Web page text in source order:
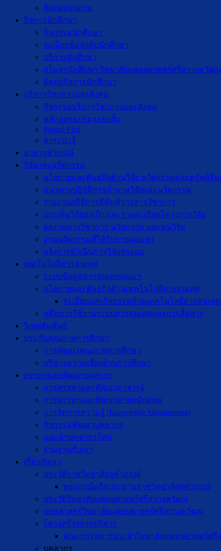
ติดต่อสอบถาม
กิจการนักศึกษา
กิจกรรมนักศึกษา
ระเบียบข้อบังคับนักศึกษา
บริการนักศึกษา
สโมสรนักศึกษา วิทยาลัยแพทยศาสตร์ศรีสวางควัฒน
ติดต่อกิจการนักศึกษา
บริการวิชาการและสังคม
กิจกรรมบริการวิชาการและสังคม
หลักสูตรอบรมระยะสั้น
Patient First
สาระน่ารู้
อาสาจุฬาภรณ์
วิจัยและนวัตกรรม
นโยบายและพันธกิจด้านวิจัย นวัตกรรมและทรัพย์สิ
แนวทางปฏิบัติการทำงานวิจัยและนวัตกรรม
รายงานสถิติการตีพิมพ์วารสารวิชาการ
ประเด็นวิจัยมุ่งเป้า และรายละเอียดโครงการวิจัย
ผลงานทางวิชาการ นวัตกรรม และทุนวิจัย
งานนวัตกรรมที่ได้รับการเผยแพร่
แจ้งการดำเนินการวิจัยสู่ระบบ
เทคโนโลยีสารสนเทศ
ระบบข้อมูลสารสนเทศคณะฯ
นโยบายและพันธกิจด้านเทคโนโลยีสารสนเทศ
ระเบียบและกิจกรรมด้านเทคโนโลยีสารสนเทศ
คู่มือการใช้งานระบบสารสนเทศและการสื่อสาร
วิเทศสัมพันธ์
ประกันคุณภาพการศึกษา
การพัฒนาคุณภาพการศึกษา
บริหารความเสี่ยงด้านการศึกษา
สรรหาและพัฒนาบุคลากร
การสรรหาและพัฒนาอาจารย์
การสรรหาและพัฒนาสายสนับสนุน
การจัดการความรู้ (Knowledge Management)
กิจกรรมพัฒนาบุคลากร
แนะนำบุคลากรใหม่
ร่วมงานกับเรา
เกี่ยวกับเรา
ประวัติราชวิทยาลัยจุฬาภรณ์
พระกรณียกิจประธานราชวิทยาลัยจุฬาภรณ์
ประวัติวิทยาลัยแพทยศาสตร์ศรีสวางควัฒน
ยุทธศาสตร์วิทยาลัยแพทยศาสตร์ศรีสวางควัฒน
โครงสร้างการบริหาร
คณะกรรมการประจำวิทยาลัยแพทยศาสตร์ศรี
บุคลากร